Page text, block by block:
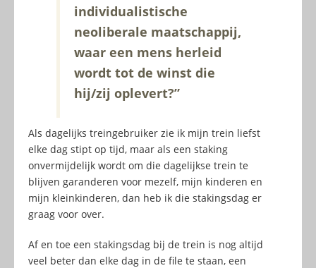
individualistische
neoliberale maatschappij,
waar een mens herleid
wordt tot de winst die
hij/zij oplevert?”
Als dagelijks treingebruiker zie ik mijn trein liefst
elke dag stipt op tijd, maar als een staking
onvermijdelijk wordt om die dagelijkse trein te
blijven garanderen voor mezelf, mijn kinderen en
mijn kleinkinderen, dan heb ik die stakingsdag er
graag voor over.
Af en toe een stakingsdag bij de trein is nog altijd
veel beter dan elke dag in de file te staan, een